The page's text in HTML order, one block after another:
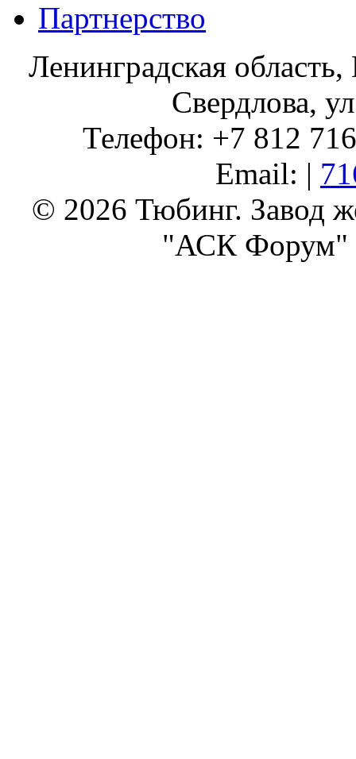
Партнерство
Ленинградская
Свердлова,
Телефон: +7 812
Email: |
© 2026 Тюбинг. Завод
"АСК Форум"